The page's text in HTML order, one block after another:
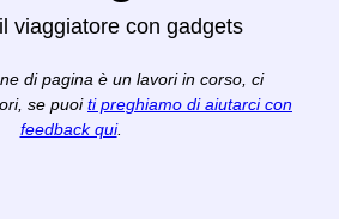
viaggiatore con gadgets
di pagina è un lavori in corso, ci
se puoi ti preghiamo di aiutarci con
feedback qui.